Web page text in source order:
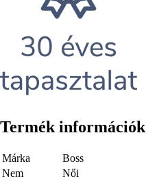
Termék információk
Márka
Boss
Nem
Női